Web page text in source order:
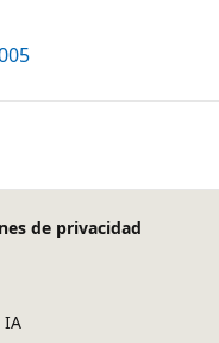
de privacidad
IA